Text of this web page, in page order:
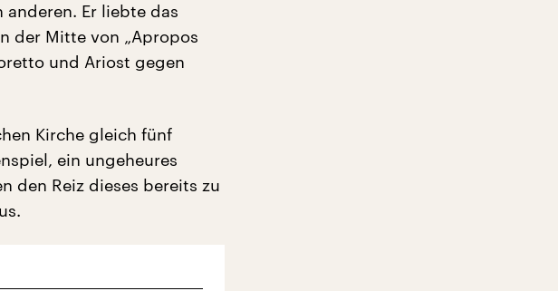
Er liebte das
der Mitte von „Apropos
und Ariost gegen
Kirche gleich fünf
ein ungeheures
den Reiz dieses bereits zu